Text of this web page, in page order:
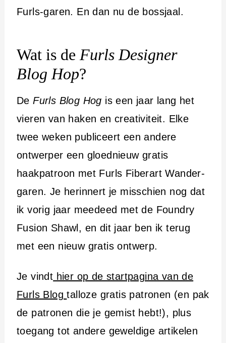
Furls-garen. En dan nu de bossjaal.
Wat is de Furls Designer
Blog Hop?
DeFurls Blog Hog is een jaar lang het
vieren van haken en creativiteit. Elke
twee weken publiceert een andere
ontwerper een gloednieuw gratis
haakpatroon met Furls Fiberart Wander-
garen. Je herinnert je misschien nog dat
ik vorig jaar meedeed met de Foundry
Fusion Shawl, en dit jaar ben ik terug
met een nieuw gratis ontwerp.
Je vindt hier op de startpagina van de
Furls Blogtalloze gratis patronen (en pak
de patronen die je gemist hebt!), plus
toegang tot andere geweldige artikelen